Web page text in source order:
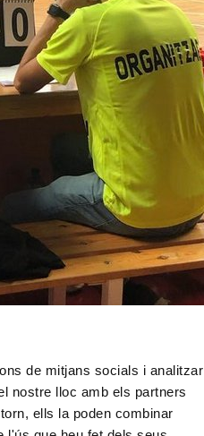
de mitjans socials i analitzar
nostre lloc amb els partners
ells la poden combinar